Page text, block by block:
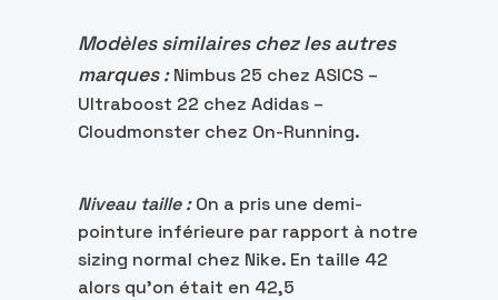
Modèles similaires chez les autres
marques:Nimbus 25 chez ASICS –
Ultraboost 22 chez Adidas –
Cloudmonster chez On-Running.
Niveau taille :On a pris une demi-
pointure inférieure par rapport à notre
sizing normal chez Nike. En taille 42
alors qu’on était en 42,5